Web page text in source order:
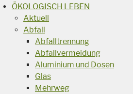
ÖKOLOGISCH LEBEN
Aktuell
Abfall
Abfalltrennung
Abfallvermeidung
Aluminium und Dosen
Glas
Mehrweg